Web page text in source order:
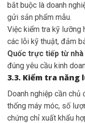
bắt buộc là doanh
gửi sản phẩm mẫu.
Việc kiểm tra kỹ lưỡng
các lỗi kỹ thuật, đảm
Quốc trực tiếp từ nhà
đúng yêu cầu kinh
3.3. Kiểm tra năng
Doanh nghiệp cần
thống máy móc, số
chứng chỉ xuất khẩu